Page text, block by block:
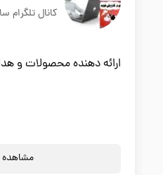
کانال تلگرام
ارائه دهنده محصولات و
مشاهده